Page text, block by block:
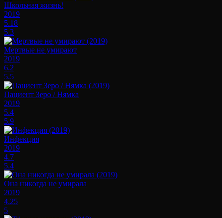
Школьная жизнь!
2019
5.18
5.3
Мертвые не умирают
2019
6.2
5.5
Пациент Зеро / Нямка
2019
5.4
5.9
Инфекция
2019
4.7
5.4
Она никогда не умирала
2019
4.25
5